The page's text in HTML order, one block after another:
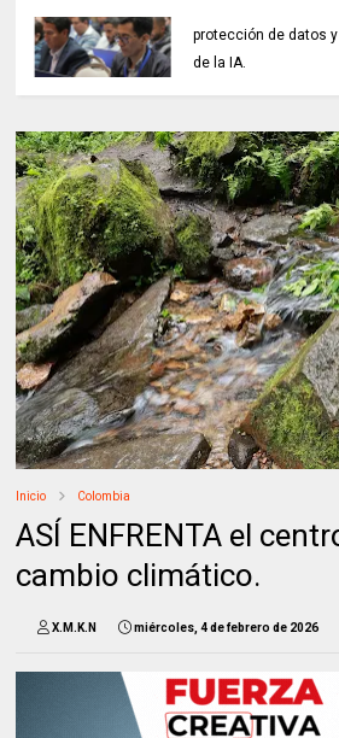
protección de datos
de la IA.
Inicio Colombia
ASÍ ENFRENTA el
cambio climático.
X.M.K.N miércoles, 4 de febrero de 2026